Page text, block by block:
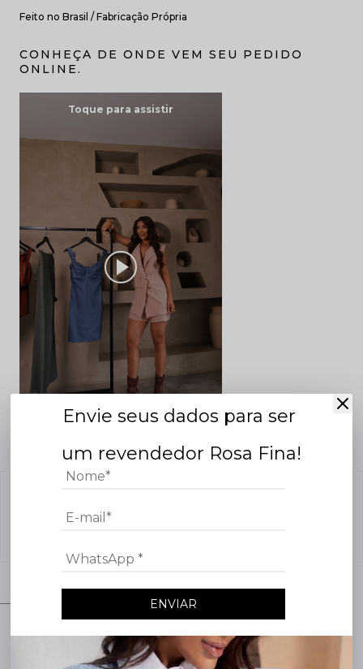
Feito no Brasil / Fabricação Própria
CONHEÇA DE ONDE VEM SEU PEDIDO
ONLINE.
COMPRE O LOOK
NEW NEW
Envie seus dados para ser
um revendedor Rosa Fina!
ENVIAR
Faltam poucos dias para o
LANÇAMENTO Do